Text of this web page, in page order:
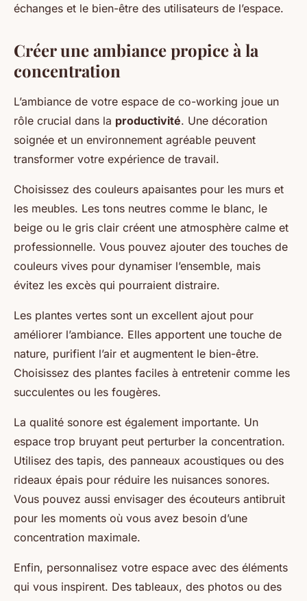
échanges et le bien-être des utilisateurs de l’espace.
Créer une ambiance propice à la
concentration
L’ambiance de votre espace de co-working joue un
rôle crucial dans la productivité. Une décoration
soignée et un environnement agréable peuvent
transformer votre expérience de travail.
Choisissez des couleurs apaisantes pour les murs et
les meubles. Les tons neutres comme le blanc, le
beige ou le gris clair créent une atmosphère calme et
professionnelle. Vous pouvez ajouter des touches de
couleurs vives pour dynamiser l’ensemble, mais
évitez les excès qui pourraient distraire.
Les plantes vertes sont un excellent ajout pour
améliorer l’ambiance. Elles apportent une touche de
nature, purifient l’air et augmentent le bien-être.
Choisissez des plantes faciles à entretenir comme les
succulentes ou les fougères.
La qualité sonore est également importante. Un
espace trop bruyant peut perturber la concentration.
Utilisez des tapis, des panneaux acoustiques ou des
rideaux épais pour réduire les nuisances sonores.
Vous pouvez aussi envisager des écouteurs antibruit
pour les moments où vous avez besoin d’une
concentration maximale.
Enfin, personnalisez votre espace avec des éléments
qui vous inspirent. Des tableaux, des photos ou des